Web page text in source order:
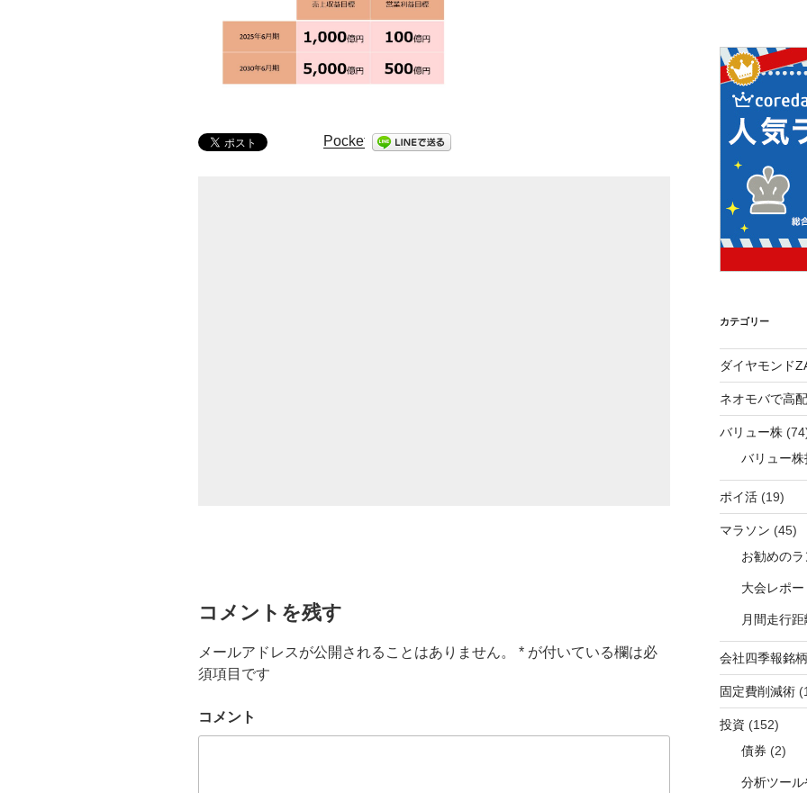
Pocket
コメントを残す
メールアドレスが公開されることはありません。 * が付いている欄は必
須項目です
コメント
カテゴリー
ダイヤモンド
ネオモバで高
バリュー株
バリュー
ポイ活(19)
マラソン (45)
お勧めの
大会レポー
月間走行距
会社四季報銘
固定費削減術
投資 (152)
債券 (2)
分析ツー